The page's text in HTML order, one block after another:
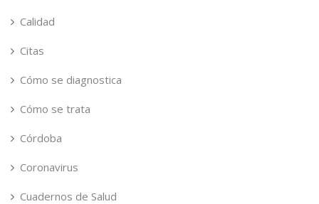
Calidad
Citas
Cómo se diagnostica
Cómo se trata
Córdoba
Coronavirus
Cuadernos de Salud